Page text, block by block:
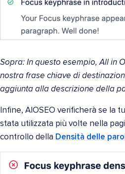
Sopra: In questo esempio, All in
nostra frase chiave di
aggiunta alla descrizione della
Infine, AIOSEO verificherà se la
stata utilizzata più volte nella
controllo della Densità delle